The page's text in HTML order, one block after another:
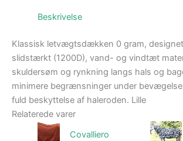
Beskrivelse
Klassisk letvægtsdækken 0 gram,
slidstærkt (1200D), vand- og vindtæt
skuldersøm og rynkning langs hals og
minimere begrænsninger under
fuld beskyttelse af haleroden. Lille
Relaterede varer
Covalliero